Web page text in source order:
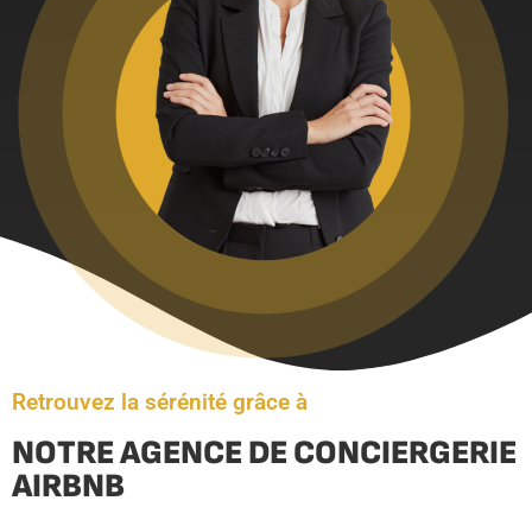
Retrouvez la sérénité grâce à
NOTRE AGENCE DE CONCIERGERIE
AIRBNB